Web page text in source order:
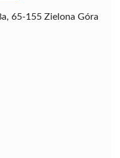
65-155 Zielona Góra